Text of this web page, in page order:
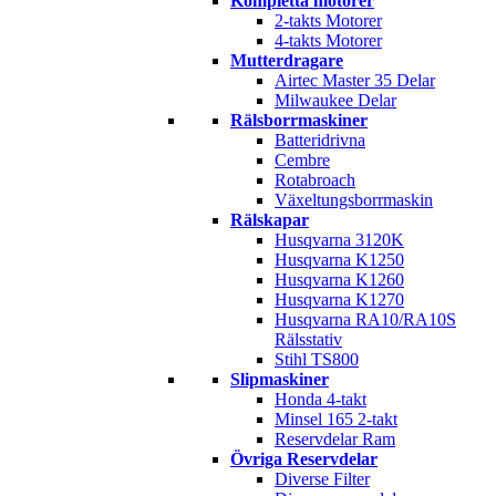
2-takts Motorer
4-takts Motorer
Mutterdragare
Airtec Master 35 Delar
Milwaukee Delar
Rälsborrmaskiner
Batteridrivna
Cembre
Rotabroach
Växeltungsborrmaskin
Rälskapar
Husqvarna 3120K
Husqvarna K1250
Husqvarna K1260
Husqvarna K1270
Husqvarna RA10/RA10S
Rälsstativ
Stihl TS800
Slipmaskiner
Honda 4-takt
Minsel 165 2-takt
Reservdelar Ram
Övriga Reservdelar
Diverse Filter